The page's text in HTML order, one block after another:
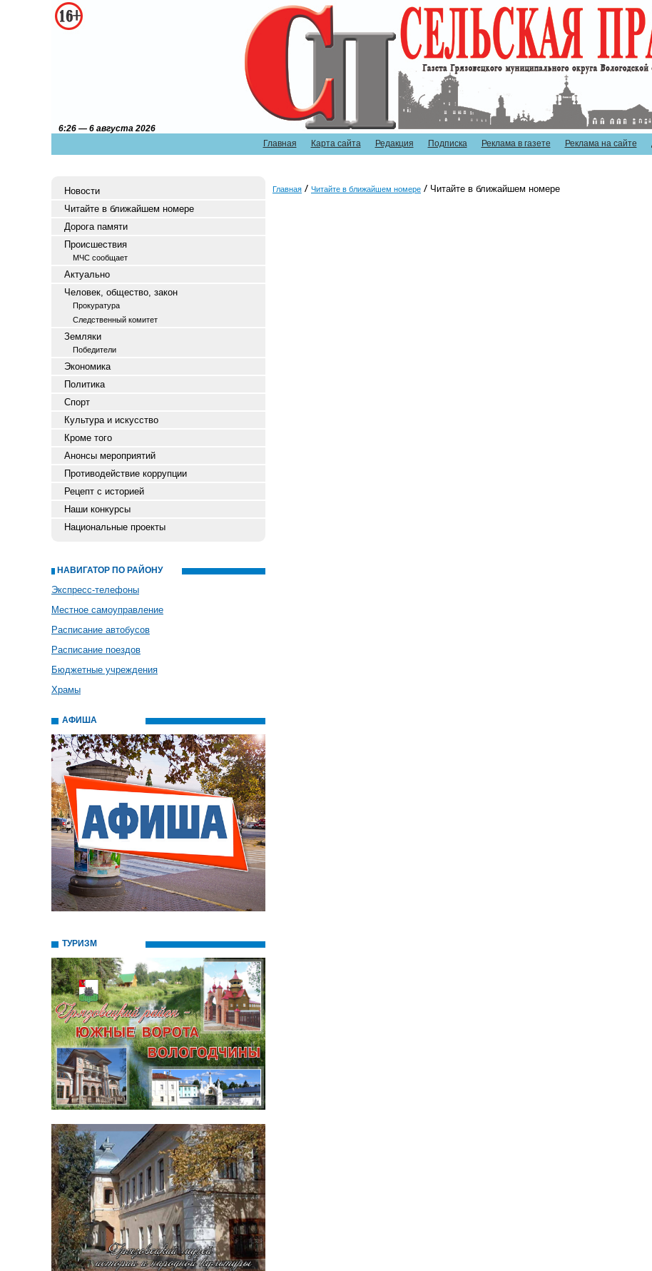
Главная Карта сайта Редакция Подписка Реклама в газете Реклама на сайте
6:26 — 6 августа 2026
Новости
Читайте в ближайшем номере
Дорога памяти
Происшествия
МЧС сообщает
Актуально
Человек, общество, закон
Прокуратура
Следственный комитет
Земляки
Победители
Экономика
Политика
Спорт
Культура и искусство
Кроме того
Анонсы мероприятий
Противодействие коррупции
Рецепт с историей
Наши конкурсы
Национальные проекты
НАВИГАТОР ПО РАЙОНУ
Экспресс-телефоны
Местное самоуправление
Расписание автобусов
Расписание поездов
Бюджетные учреждения
Храмы
АФИША
ТУРИЗМ
Главная Читайте в ближайшем номере Читайте в ближайшем номере